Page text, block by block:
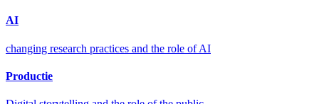
AI
changing research practices and the role of AI
Productie